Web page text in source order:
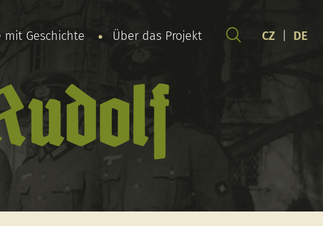
mit Geschichte Über das Projekt CZ DE